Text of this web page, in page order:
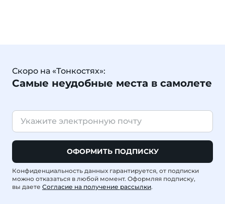
Скоро на «Тонкостях»:
Самые неудобные места в самолете
ОФОРМИТЬ ПОДПИСКУ
Конфиденциальность данных гарантируется, от подписки
можно отказаться в любой момент. Оформляя подписку,
вы даете Согласие на получение рассылки.